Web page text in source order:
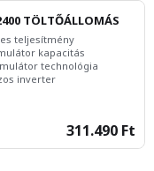
TÖLTŐÁLLOMÁS
teljesítmény
kapacitás
technológia
inverter
311.490 Ft